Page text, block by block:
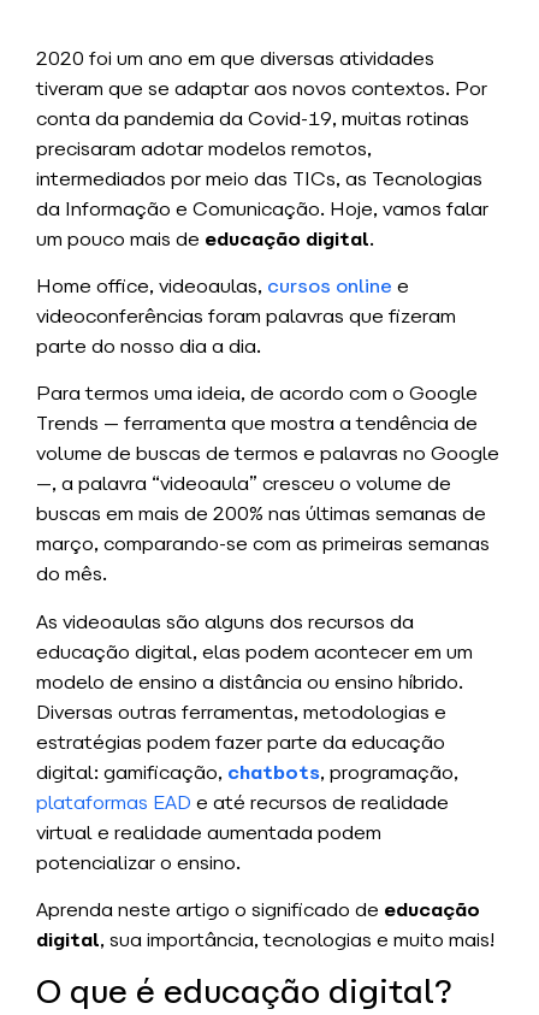
2020 foi um ano em que diversas atividades
tiveram que se adaptar aos novos contextos. Por
conta da pandemia da Covid-19, muitas rotinas
precisaram adotar modelos remotos,
intermediados por meio das TICs, as Tecnologias
da Informação e Comunicação. Hoje, vamos falar
um pouco mais de educação digital.
Home office, videoaulas, cursos online e
videoconferências foram palavras que fizeram
parte do nosso dia a dia.
Para termos uma ideia, de acordo com o Google
Trends — ferramenta que mostra a tendência de
volume de buscas de termos e palavras no Google
—, a palavra “videoaula” cresceu o volume de
buscas em mais de 200% nas últimas semanas de
março, comparando-se com as primeiras semanas
do mês.
As videoaulas são alguns dos recursos da
educação digital, elas podem acontecer em um
modelo de ensino a distância ou ensino híbrido.
Diversas outras ferramentas, metodologias e
estratégias podem fazer parte da educação
digital: gamificação, chatbots, programação,
plataformas EAD e até recursos de realidade
virtual e realidade aumentada podem
potencializar o ensino.
Aprenda neste artigo o significado de educação
digital, sua importância, tecnologias e muito mais!
O que é educação digital?